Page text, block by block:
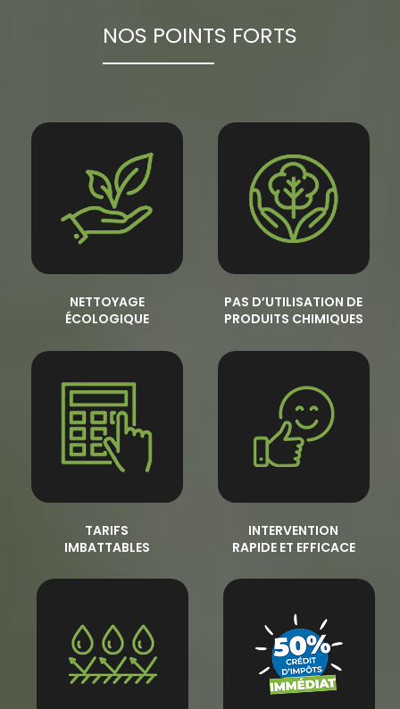
NOS POINTS FORTS
NETTOYAGE
ÉCOLOGIQUE
PAS D’UTILISATION DE
PRODUITS CHIMIQUES
TARIFS
IMBATTABLES
INTERVENTION
RAPIDE ET EFFICACE